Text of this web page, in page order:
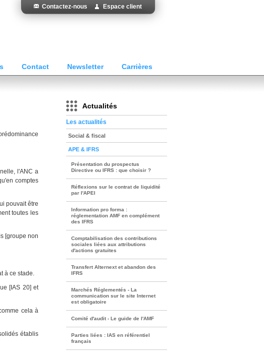
Contactez-nous Espace client
Contact Newsletter Carrières
l'ANC a
comptes
pouvait être
toutes les
[groupe non
à ce stade.
[IAS 20] et
cela à
établis
Actualités
Les actualités
Social & fiscal
APE & IFRS
Présentation du prospectus
Directive ou IFRS : que choisir ?
Réflexions sur le contrat de liquidité
par l'APEI
Information pro forma :
réglementation AMF en complément
des IFRS
Comptabilisation des contributions
sociales liées aux attributions
d'actions gratuites
Transfert Alternext et abandon des
IFRS
Marchés Réglementés - La
communication sur le site Internet
est obligatoire
Comité d'audit - Le guide de l'AMF
Parties liées : IAS en référentiel
français